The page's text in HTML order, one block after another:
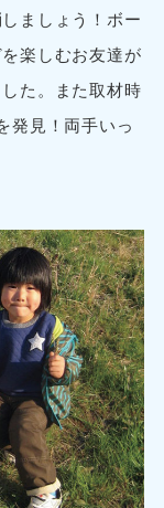
ましょう！ボー
楽しむお友達が
た。また取材時
発見！両手いっ